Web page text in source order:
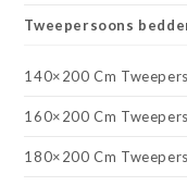
Tweepersoons
140×200 Cm
160×200 Cm
180×200 Cm